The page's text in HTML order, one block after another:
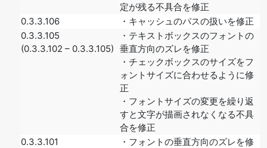
定が残る不具合を修正
0.3.3.106
・キャッシュのパスの扱いを修正
0.3.3.105
(0.3.3.102 – 0.3.3.105)
・テキストボックスのフォントの
垂直方向のズレを修正
・チェックボックスのサイズをフ
ォントサイズに合わせるように修
正
・フォントサイズの変更を繰り返
すと文字が描画されなくなる不具
合を修正
0.3.3.101
・フォントの垂直方向のズレを修